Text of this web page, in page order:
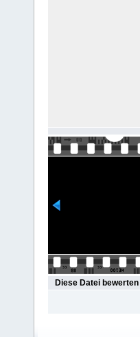
Diese Datei bewerten